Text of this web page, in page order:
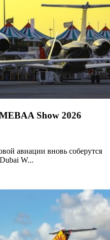
Show 2026
авиации вновь соберутся
W...